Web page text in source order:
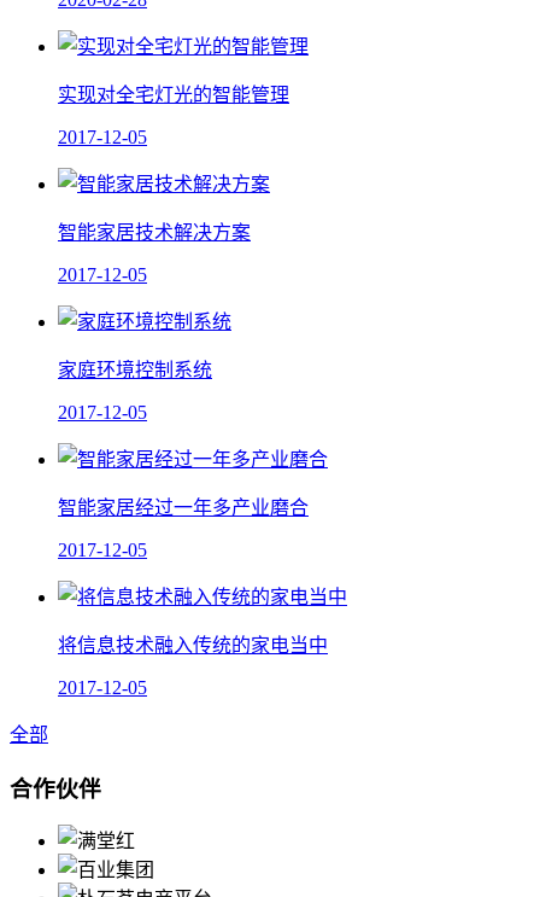
实现对全宅灯光的智能管理
2017-12-05
智能家居技术解决方案
2017-12-05
家庭环境控制系统
2017-12-05
智能家居经过一年多产业磨合
2017-12-05
将信息技术融入传统的家电当中
2017-12-05
全部
合作伙伴